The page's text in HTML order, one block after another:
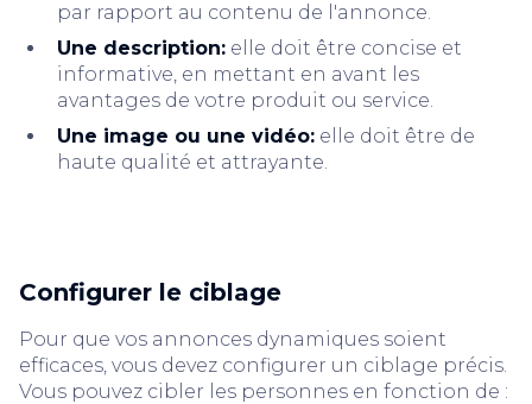
par rapport au contenu de l'annonce.
Une description: elle doit être concise et
informative, en mettant en avant les
avantages de votre produit ou service.
Une image ou une vidéo: elle doit être de
haute qualité et attrayante.
Configurer le ciblage
Pour que vos annonces dynamiques soient
efficaces, vous devez configurer un ciblage précis.
Vous pouvez cibler les personnes en fonction de :